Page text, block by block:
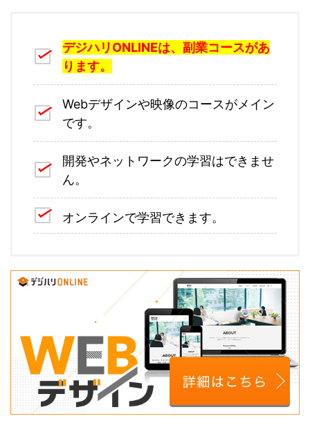
デジハリONLINEは、副業コースがあ
ります。
Webデザインや映像のコースがメイン
です。
開発やネットワークの学習はできませ
ん。
オンラインで学習できます。